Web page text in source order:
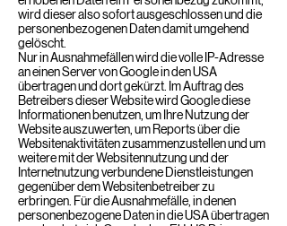
wird dieser also sofort ausgeschlossen und die
personenbezogenen Daten damit umgehend
gelöscht.
Nur in Ausnahmefällen wird die volle IP-Adresse
an einen Server von Google in den USA
übertragen und dort gekürzt. Im Auftrag des
Betreibers dieser Website wird Google diese
Informationen benutzen, um Ihre Nutzung der
Website auszuwerten, um Reports über die
Websitenaktivitäten zusammenzustellen und um
weitere mit der Websitennutzung und der
Internetnutzung verbundene Dienstleistungen
gegenüber dem Websitenbetreiber zu
erbringen. Für die Ausnahmefälle, in denen
personenbezogene Daten in die USA übertragen